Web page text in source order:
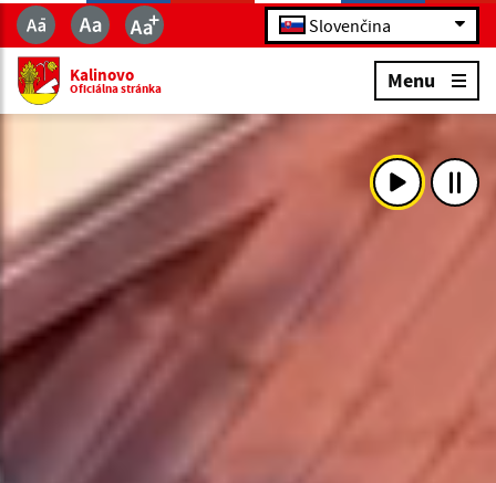
Slovenčina
Kalinovo
Oficiálna stránka Menu